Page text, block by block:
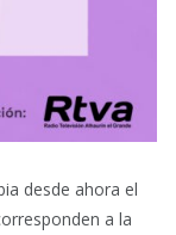
desde ahora el
a la